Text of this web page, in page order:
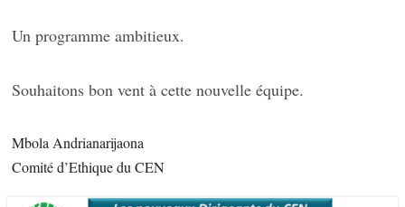
Un programme ambitieux.
Souhaitons bon vent à cette nouvelle équipe.
Mbola Andrianarijaona
Comité d’Ethique du CEN